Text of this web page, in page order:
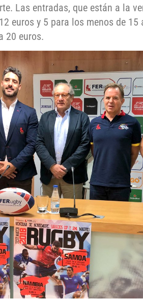
Las entradas, que están a la
euros y 5 para los menos de
20 euros.